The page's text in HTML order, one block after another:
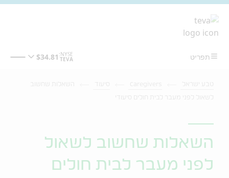
השאלות שחשוב לשאול
לפני מעבר לבית חולים